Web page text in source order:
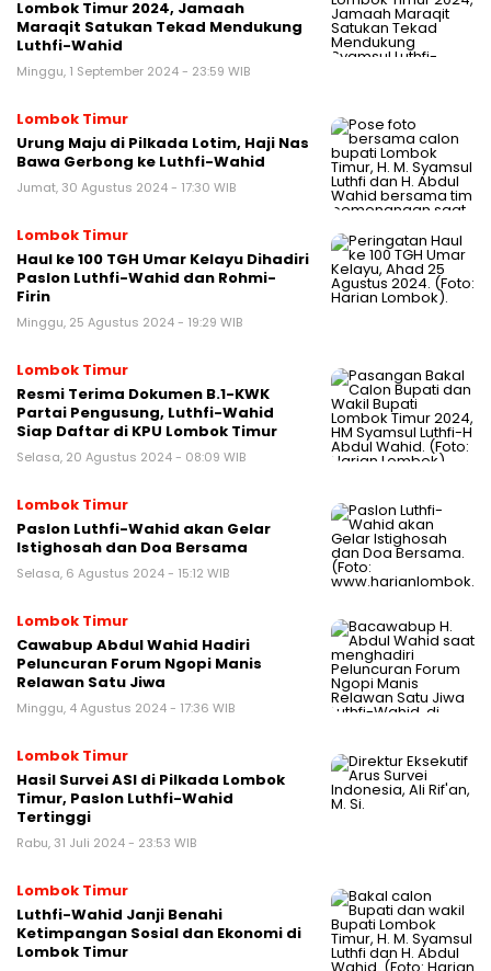
Lombok Timur 2024, Jamaah
Maraqit Satukan Tekad Mendukung
Luthfi-Wahid
Minggu, 1 September 2024 - 23:59 WIB
Lombok Timur
Urung Maju di Pilkada Lotim, Haji Nas
Bawa Gerbong ke Luthfi-Wahid
Jumat, 30 Agustus 2024 - 17:30 WIB
Lombok Timur
Haul ke 100 TGH Umar Kelayu Dihadiri
Paslon Luthfi-Wahid dan Rohmi-
Firin
Minggu, 25 Agustus 2024 - 19:29 WIB
Lombok Timur
Resmi Terima Dokumen B.1-KWK
Partai Pengusung, Luthfi-Wahid
Siap Daftar di KPU Lombok Timur
Selasa, 20 Agustus 2024 - 08:09 WIB
Lombok Timur
Paslon Luthfi-Wahid akan Gelar
Istighosah dan Doa Bersama
Selasa, 6 Agustus 2024 - 15:12 WIB
Lombok Timur
Cawabup Abdul Wahid Hadiri
Peluncuran Forum Ngopi Manis
Relawan Satu Jiwa
Minggu, 4 Agustus 2024 - 17:36 WIB
Lombok Timur
Hasil Survei ASI di Pilkada Lombok
Timur, Paslon Luthfi-Wahid
Tertinggi
Rabu, 31 Juli 2024 - 23:53 WIB
Lombok Timur
Luthfi-Wahid Janji Benahi
Ketimpangan Sosial dan Ekonomi di
Lombok Timur